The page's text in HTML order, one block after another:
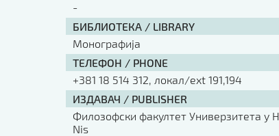
-
БИБЛИОТЕКА / LIBRARY
Монографија
ТЕЛЕФОН / PHONE
+381 18 514 312, локал/ext 191,194
ИЗДАВАЧ / PUBLISHER
Филозофски факултет Универзитета
Nis